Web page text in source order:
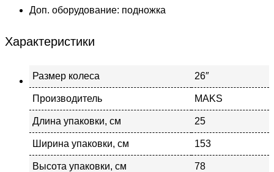
Доп. оборудование: подножка
Характеристики
Размер колеса 26″
Производитель MAKS
Длина упаковки, см 25
Ширина упаковки, см 153
Высота упаковки, см 78